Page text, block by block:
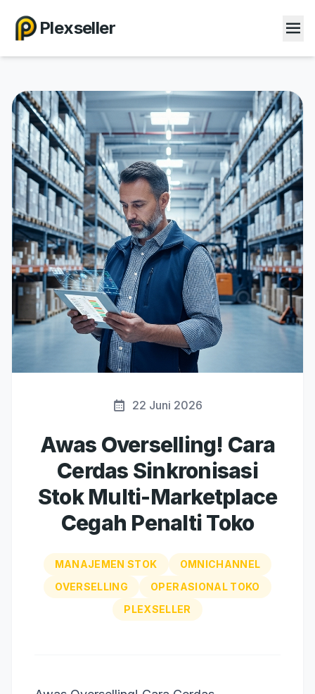
Plexseller
22 Juni 2026
Awas Overselling! Cara
Cerdas Sinkronisasi
Stok Multi-Marketplace
Cegah Penalti Toko
MANAJEMEN STOK
OMNICHANNEL
OVERSELLING
OPERASIONAL TOKO
PLEXSELLER